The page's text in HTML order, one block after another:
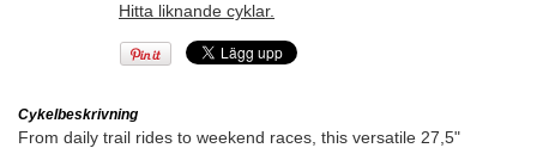
Hitta liknande cyklar.
Cykelbeskrivning
From daily trail rides to weekend races, this versatile 27,5"